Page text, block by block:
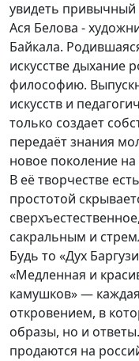
увидеть привычный
Ася Белова -
Байкала.
искусстве дыхание
философию.
искусств и
только создает
передаёт знания
новое поколение
В её творчестве
простотой
сакральным и
Будь то «Дух
«Медленная и
камушков» —
откровением, в
образы, но и
продаются на